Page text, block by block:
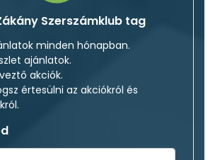
Szerszámklub tag
minden hónapban.
ajánlatok.
akciók.
értesülni az akciókról és